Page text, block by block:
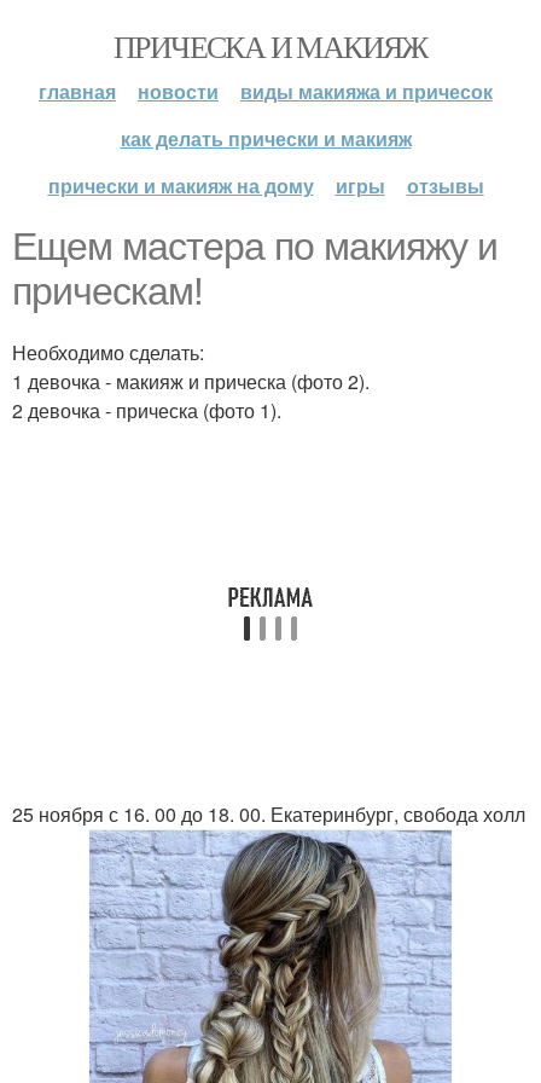
ПРИЧЕСКА И МАКИЯЖ
главная новости
виды макияжа и причесок
как делать прически и макияж
прически и макияж на дому
игры отзывы
Ещем мастера по макияжу и
прическам!
Необходимо сделать:
1 девочка - макияж и прическа (фото 2).
2 девочка - прическа (фото 1).
25 ноября с 16. 00 до 18. 00. Екатеринбург, свобода холл